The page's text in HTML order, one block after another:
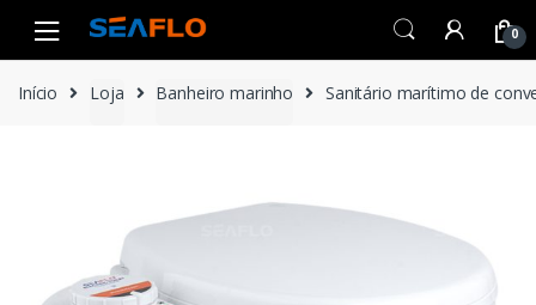
navigation
content
0
Início Loja Banheiro marinho Sanitário marítimo de